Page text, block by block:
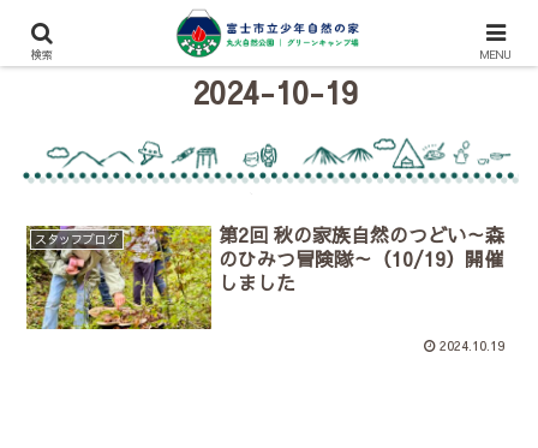
2024-10-19
スタッフブログ
第2回 秋の家族自然のつどい～森
のひみつ冒険隊～（10/19）開催
しました
2024.10.19
検索 MENU